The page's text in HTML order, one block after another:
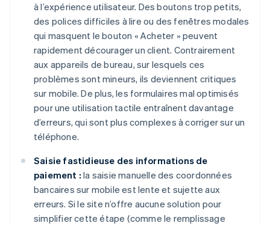
à l’expérience utilisateur. Des boutons trop petits,
des polices difficiles à lire ou des fenêtres modales
qui masquent le bouton « Acheter » peuvent
rapidement décourager un client. Contrairement
aux appareils de bureau, sur lesquels ces
problèmes sont mineurs, ils deviennent critiques
sur mobile. De plus, les formulaires mal optimisés
pour une utilisation tactile entraînent davantage
d’erreurs, qui sont plus complexes à corriger sur un
téléphone.
Saisie fastidieuse des informations de
paiement : la saisie manuelle des coordonnées
bancaires sur mobile est lente et sujette aux
erreurs. Si le site n’offre aucune solution pour
simplifier cette étape (comme le remplissage